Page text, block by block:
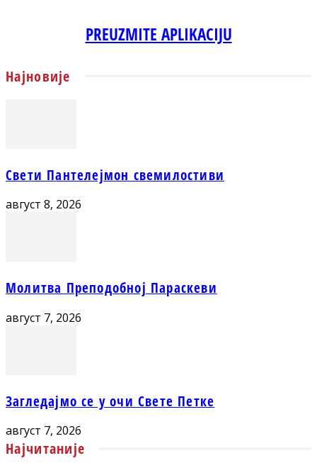
PREUZMITE APLIKACIJU
Најновије
Свети Пантелејмон свемилостиви
август 8, 2026
Молитва Преподобној Параскеви
август 7, 2026
Загледајмо се у очи Свете Петке
август 7, 2026
Најчитаније